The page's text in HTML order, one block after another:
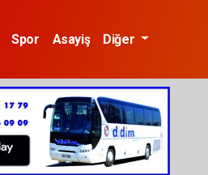
Spor Asayiş Diğer